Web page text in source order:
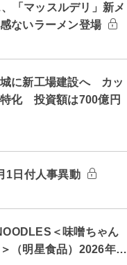
「マッスルデリ」新メ
ないラーメン登場
城に新工場建設へ カッ
化 投資額は700億円
1日付人事異動
＜味噌ちゃん
（明星食品）2026年…